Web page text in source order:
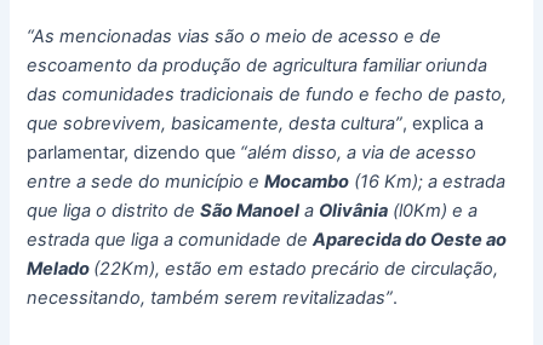
“As mencionadas vias são o meio de acesso e de
escoamento da produção de agricultura familiar oriunda
das comunidades tradicionais de fundo e fecho de pasto,
que sobrevivem, basicamente, desta cultura”, explica a
parlamentar, dizendo que “além disso, a via de acesso
entre a sede do município eMocambo (16 Km); a estrada
que liga o distrito deSão Manoel a Olivânia (l0Km) e a
estrada que liga a comunidade deAparecida do Oeste ao
Melado (22Km), estão em estado precário de circulação,
necessitando, também serem revitalizadas”.